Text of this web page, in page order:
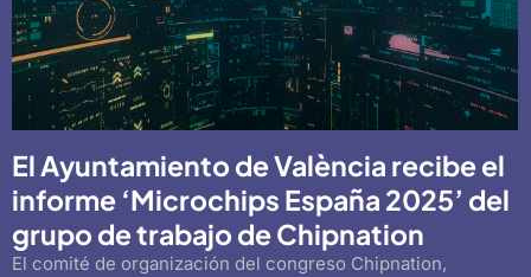
El Ayuntamiento de València recibe el
informe ‘Microchips España 2025’ del
grupo de trabajo de Chipnation
El comité de organización del congreso Chipnation,